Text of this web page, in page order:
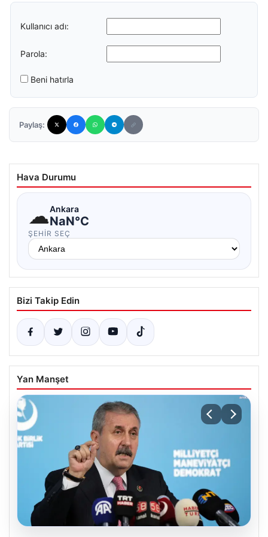
Kullanıcı adı:
Parola:
Beni hatırla
Paylaş:
Hava Durumu
☁Ankara
NaN°C
ŞEHIR SEÇ
Bizi Takip Edin
Yan Manşet